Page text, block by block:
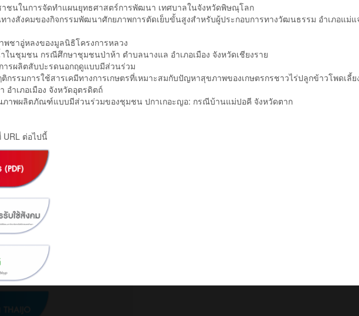
ชนในการจัดทำแผนยุทธศาสตร์การพัฒนา เทศบาลในจังหวัดพิษณุโลก
างสังคมของกิจกรรมพัฒนาศักยภาพการตัดเย็บขั้นสูงสำหรับผู้ประกอบการทางวัฒนธรรม อำเภอแม่แ
ชาอู่หลงของมูลนิธิโครงการหลวง
ในชุมชน กรณีศึกษาชุมชนป่าห้า ตำบลนางแล อำเภอเมือง จังหวัดเชียงราย
ารผลิตสับปะรดนอกฤดูแบบมีส่วนร่วม
กรรมการใช้สารเคมีทางการเกษตรที่เหมาะสมกับปัญหาสุขภาพของเกษตรกรชาวไร่ปลูกข้าวโพดเลี้ย
อำเภอเมือง จังหวัดอุตรดิตถ์
ภาพผลิตภัณฑ์แบบมีส่วนร่วมของชุมชน ปกาเกอะญอ: กรณีบ้านแม่ปอคี จังหวัดตาก
ต่อไปนี้